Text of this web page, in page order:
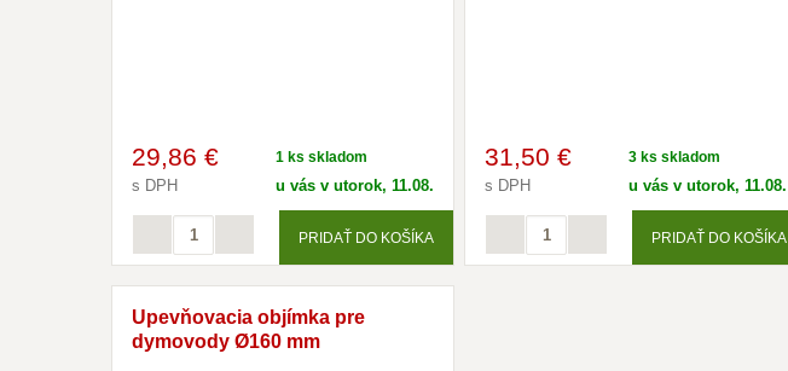
29,86 €
s DPH
1 ks skladom
u vás v utorok, 11.08.
PRIDAŤ DO KOŠÍKA
31,50 €
s DPH
3 ks skladom
u vás v utorok, 11.08.
PRIDAŤ DO KOŠÍKA
Upevňovacia objímka pre
dymovody Ø160 mm